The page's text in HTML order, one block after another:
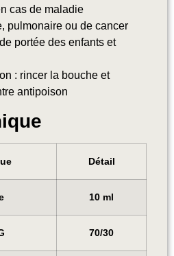
cas de maladie
pulmonaire ou de cancer
portée des enfants et
: rincer la bouche et
antipoison
Détail
10 ml
70/30